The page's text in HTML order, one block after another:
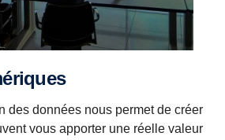
des données nous permet de créer
vous apporter une réelle valeur